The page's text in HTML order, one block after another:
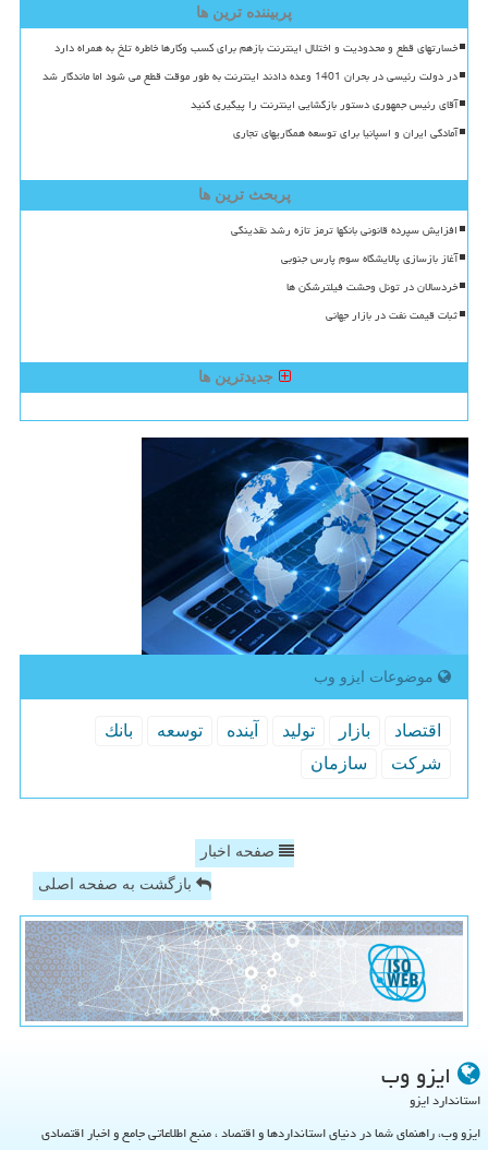
پربیننده ترین ها
خسارتهای قطع و محدودیت و اختلال اینترنت بازهم برای کسب وکارها خاطره تلخ به همراه دارد
در دولت رئیسی در بحران 1401 وعده دادند اینترنت به طور موقت قطع می شود اما ماندگار شد
آقای رئیس جمهوری دستور بازگشایی اینترنت را پیگیری کنید
آمادگی ایران و اسپانیا برای توسعه همکاریهای تجاری
پربحث ترین ها
افزایش سپرده قانونی بانکها ترمز تازه رشد نقدینگی
آغاز بازسازی پالایشگاه سوم پارس جنوبی
خردسالان در تونل وحشت فیلترشکن ها
ثبات قیمت نفت در بازار جهانی
جدیدترین ها
موضوعات ایزو وب
اقتصاد بازار تولید آینده توسعه
بانك
شركت
سازمان
صفحه اخبار
بازگشت به صفحه اصلی
ایزو وب
استاندارد ایزو
ایزو وب، راهنمای شما در دنیای استانداردها و اقتصاد ، منبع اطلاعاتی جامع و اخبار اقتصادی